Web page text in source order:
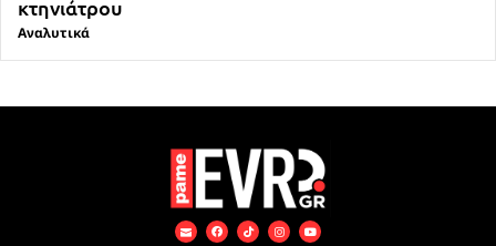
κτηνιάτρου
Αναλυτικά